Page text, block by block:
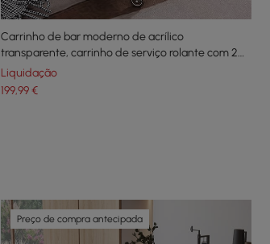
Carrinho de bar moderno de acrílico
transparente, carrinho de serviço rolante com 2
níveis e alça
Liquidação
199,99€
Preço de compra antecipada